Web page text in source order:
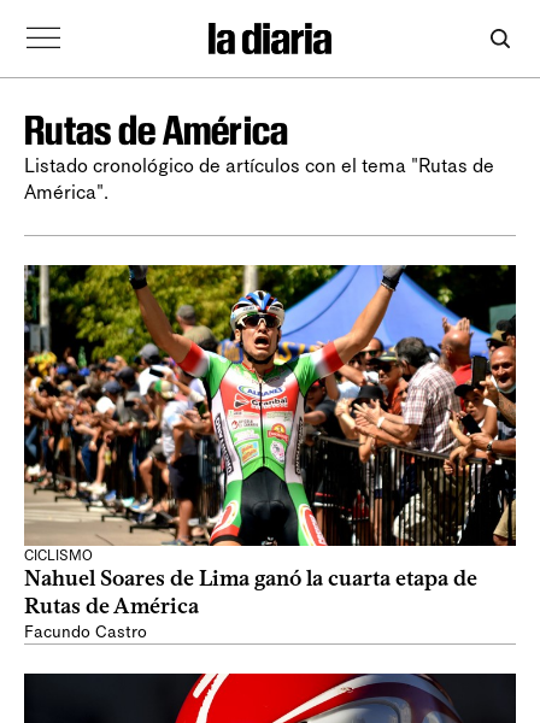
Rutas de América
Listado cronológico de artículos con el tema "Rutas de
América".
CICLISMO
Nahuel Soares de Lima ganó la cuarta etapa de
Rutas de América
Facundo Castro